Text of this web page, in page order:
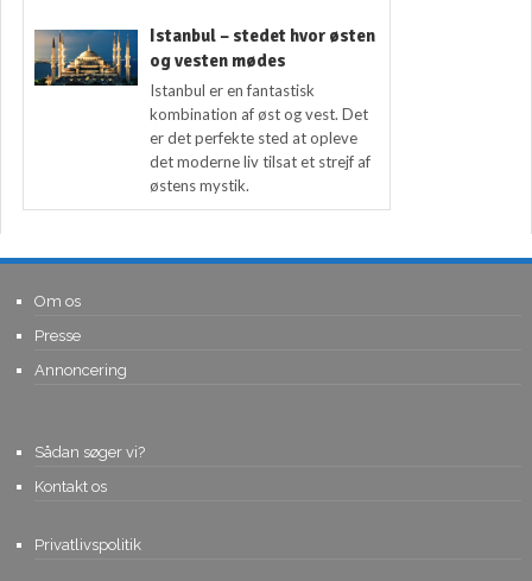
Istanbul – stedet hvor østen
og vesten mødes
Istanbul er en fantastisk
kombination af øst og vest. Det
er det perfekte sted at opleve
det moderne liv tilsat et strejf af
østens mystik.
Om os
Presse
Annoncering
Sådan søger vi?
Kontakt os
Privatlivspolitik